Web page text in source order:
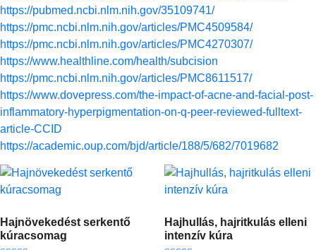
https://pubmed.ncbi.nlm.nih.gov/35109741/
https://pmc.ncbi.nlm.nih.gov/articles/PMC4509584/
https://pmc.ncbi.nlm.nih.gov/articles/PMC4270307/
https://www.healthline.com/health/subcision
https://pmc.ncbi.nlm.nih.gov/articles/PMC8611517/
https://www.dovepress.com/the-impact-of-acne-and-facial-post-
inflammatory-hyperpigmentation-on-q-peer-reviewed-fulltext-
article-CCID
https://academic.oup.com/bjd/article/188/5/682/7019682
Hajnövekedést serkentő
kúracsomag
Hajhullás, hajritkulás elleni
intenzív kúra